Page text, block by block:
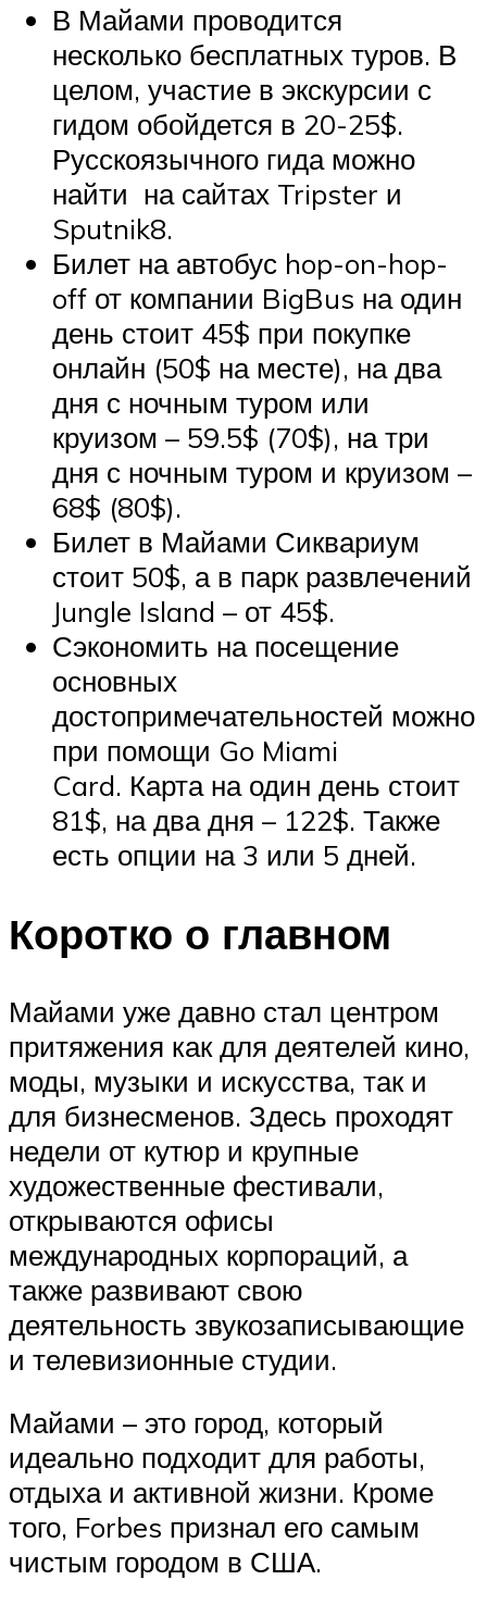
В Майами проводится
несколько бесплатных туров. В
целом, участие в экскурсии с
гидом обойдется в 20-25$.
Русскоязычного гида можно
найти на сайтах Tripster и
Sputnik8.
Билет на автобус hop-on-hop-
off от компании BigBus на один
день стоит 45$ при покупке
онлайн (50$ на месте), на два
дня с ночным туром или
круизом – 59.5$ (70$), на три
дня с ночным туром и круизом –
68$ (80$).
Билет в Майами Сиквариум
стоит 50$, а в парк развлечений
Jungle Island – от 45$.
Сэкономить на посещение
основных
достопримечательностей можно
при помощи Go Miami
Card. Карта на один день стоит
81$, на два дня – 122$. Также
есть опции на 3 или 5 дней.
Коротко о главном
Майами уже давно стал центром
притяжения как для деятелей кино,
моды, музыки и искусства, так и
для бизнесменов. Здесь проходят
недели от кутюр и крупные
художественные фестивали,
открываются офисы
международных корпораций, а
также развивают свою
деятельность звукозаписывающие
и телевизионные студии.
Майами – это город, который
идеально подходит для работы,
отдыха и активной жизни. Кроме
того, Forbes признал его самым
чистым городом в США.